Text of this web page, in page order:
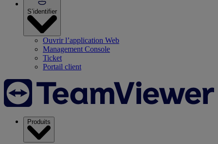
S’identifier
Ouvrir l’application Web
Management Console
Ticket
Portail client
Produits